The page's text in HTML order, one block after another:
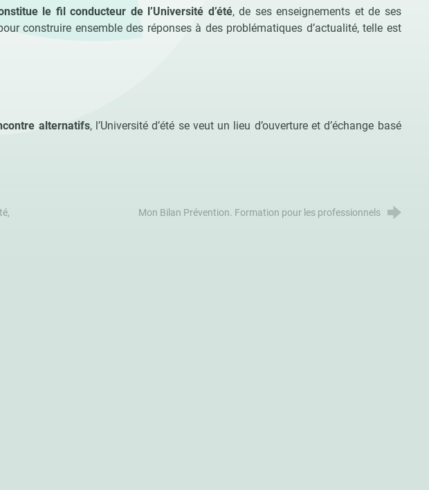
le fil conducteur de l’Université d’été, de ses enseignements et de ses
construire ensemble des réponses à des problématiques d’actualité, telle est
alternatifs, l’Université d’été se veut un lieu d’ouverture et d’échange basé
Mon Bilan Prévention. Formation pour les professionnels